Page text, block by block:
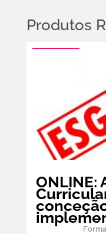
Produtos
ONLINE: